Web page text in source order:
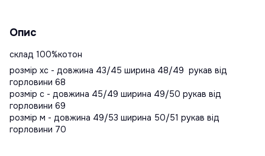
Опис
склад 100%котон
розмір хс - довжина 43/45 ширина 48/49 рукав від
горловини 68
розмір с - довжина 45/49 ширина 49/50 рукав від
горловини 69
розмір м - довжина 49/53 ширина 50/51 рукав від
горловини 70